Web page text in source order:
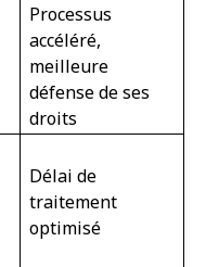
Processus
accéléré,
meilleure
défense de ses
droits
Délai de
traitement
optimisé